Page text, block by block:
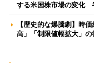
する米国株市場の変化
【歴史的な爆騰劇】時
高」「制限値幅拡大」